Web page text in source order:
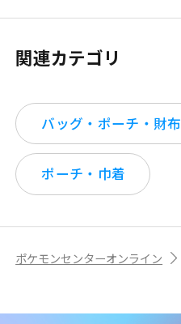
関連カテゴリ
バッグ・ポーチ・財布
ポーチ・巾着
ポケモンセンターオンライン